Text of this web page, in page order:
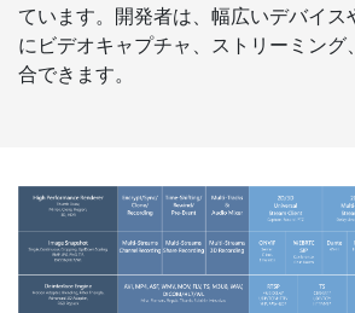
ています。開発者は、幅広いデバイス
にビデオキャプチャ、ストリーミング
合できます。